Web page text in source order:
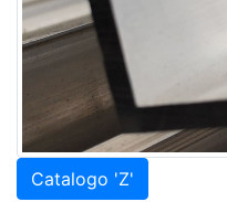
Catalogo 'Z'